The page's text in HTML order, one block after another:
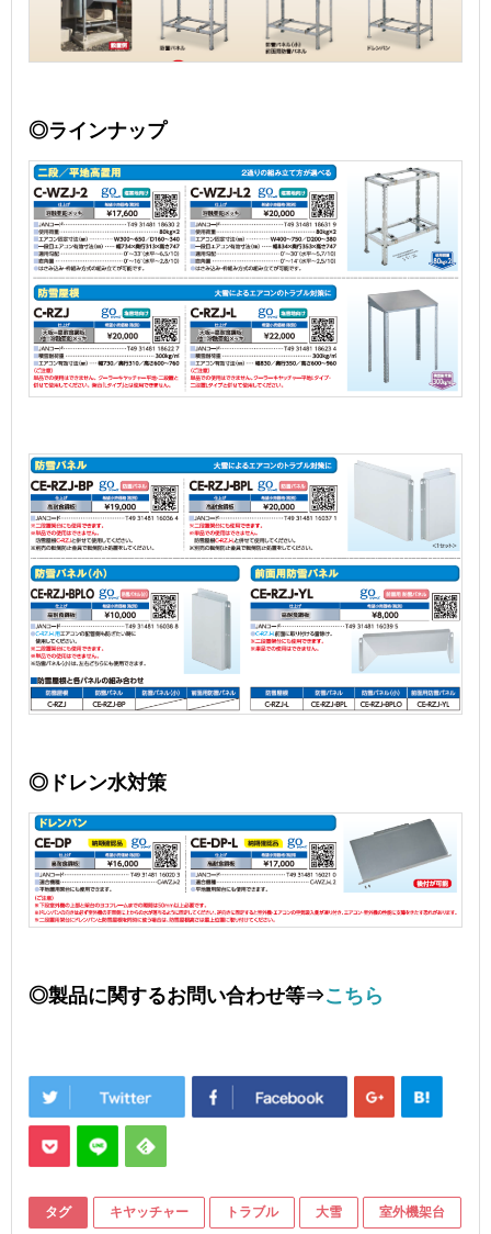
◎ラインナップ
◎ドレン水対策
◎製品に関するお問い合わせ等⇒こちら
タグ キヤッチャー トラブル 大雪 室外機架台